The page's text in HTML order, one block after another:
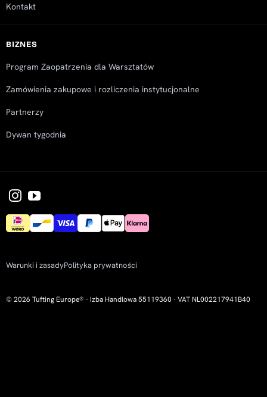
Kontakt
BIZNES
Program Zaopatrzenia dla Warsztatów
Zamówienia zakupowe i rozliczenia instytucjonalne
Partnerzy
Dywan tygodnia
Warunki i zasadyPolityka prywatności
© 2026 Tufting Europe® · Izba Handlowa 55119360 · VAT NL002217941B40